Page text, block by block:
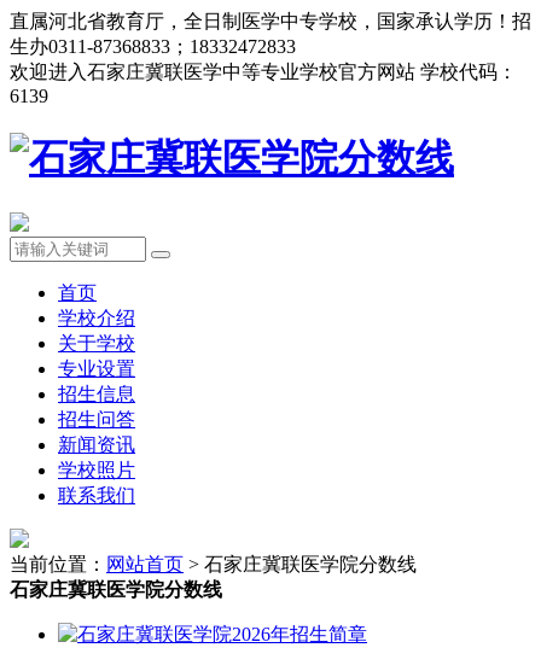
直属河北省教育厅，全日制医学中专学校，国家承认学历！招
生办0311-87368833；18332472833
欢迎进入石家庄冀联医学中等专业学校官方网站 学校代码：
6139
首页
学校介绍
关于学校
专业设置
招生信息
招生问答
新闻资讯
学校照片
联系我们
当前位置： 网站首页 > 石家庄冀联医学院分数线
石家庄冀联医学院分数线